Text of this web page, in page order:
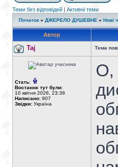
Теми без відповідей | Активні теми
Початок » ДЖЕРЕЛО ДУШЕВНЕ » Нові
Автор
Taj Тема
Стать:
Востаннє тут були:
10 квітня 2026, 23:36
Написано: 907
Звідки: Україна
О,